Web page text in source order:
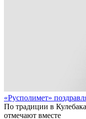
«Русполимет»
По традиции в
отмечают вместе